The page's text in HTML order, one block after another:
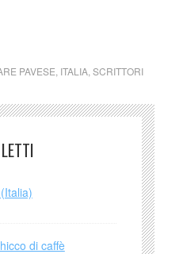
PAVESE ITALIA, SCRITTORI
di caffè